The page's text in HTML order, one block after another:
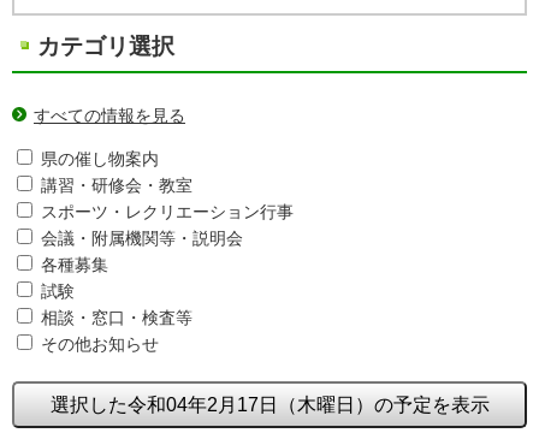
カテゴリ選択
すべての情報を見る
県の催し物案内
講習・研修会・教室
スポーツ・レクリエーション行事
会議・附属機関等・説明会
各種募集
試験
相談・窓口・検査等
その他お知らせ
選択した令和04年2月17日（木曜日）の予定を表示